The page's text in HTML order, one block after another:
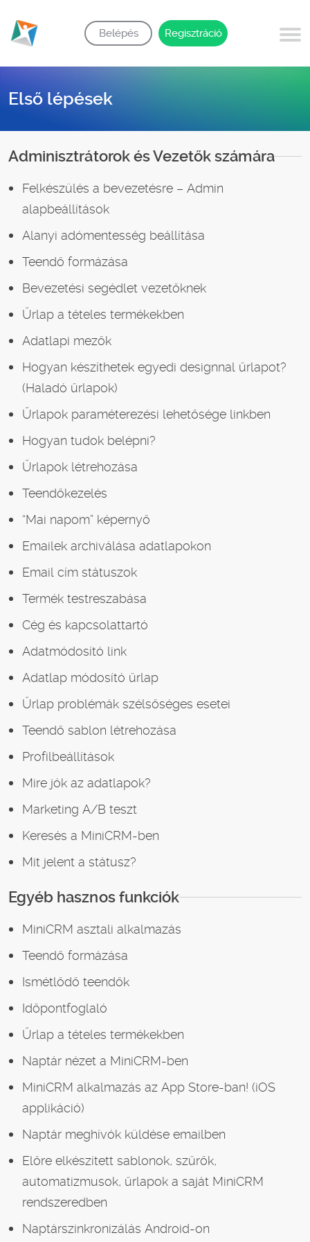
Belépés Regisztráció
Első lépések
Adminisztrátorok és Vezetők számára
Felkészülés a bevezetésre – Admin
alapbeállítások
Alanyi adómentesség beállítása
Teendő formázása
Bevezetési segédlet vezetőknek
Űrlap a tételes termékekben
Adatlapi mezők
Hogyan készíthetek egyedi designnal űrlapot?
(Haladó űrlapok)
Űrlapok paraméterezési lehetősége linkben
Hogyan tudok belépni?
Űrlapok létrehozása
Teendőkezelés
“Mai napom” képernyő
Emailek archiválása adatlapokon
Email cím státuszok
Termék testreszabása
Cég és kapcsolattartó
Adatmódosító link
Adatlap módosító űrlap
Űrlap problémák szélsőséges esetei
Teendő sablon létrehozása
Profilbeállítások
Mire jók az adatlapok?
Marketing A/B teszt
Keresés a MiniCRM-ben
Mit jelent a státusz?
Egyéb hasznos funkciók
MiniCRM asztali alkalmazás
Teendő formázása
Ismétlődő teendők
Időpontfoglaló
Űrlap a tételes termékekben
Naptár nézet a MiniCRM-ben
MiniCRM alkalmazás az App Store-ban! (iOS
applikáció)
Naptár meghívók küldése emailben
Előre elkészített sablonok, szűrők,
automatizmusok, űrlapok a saját MiniCRM
rendszeredben
Naptárszinkronizálás Android-on